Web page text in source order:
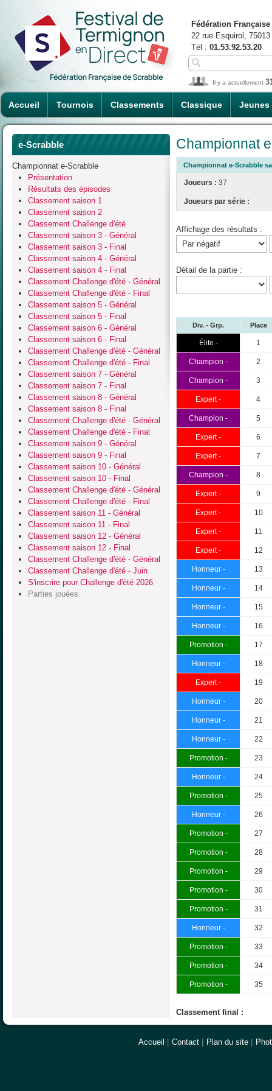
Accueil Tournois Classements Classique Jeunes
Fédération
22 rue Esquirol,
Tél : 01.53.92.53.20
Il y a actuellement
e-Scrabble
Championnat e-Scrabble
Présentation
Résultats des épisodes
Classement saison 1
Classement saison 2
Classement Challenge d'été
Classement saison 3 - Général
Classement saison 3 - Final
Classement saison 4 - Général
Classement saison 4 - Final
Classement Challenge d'été - Général
Classement Challenge d'été - Final
Classement saison 5 - Général
Classement saison 5 - Final
Classement saison 6 - Général
Classement saison 6 - Final
Classement Challenge d'été - Général
Classement Challenge d'été - Final
Classement saison 7 - Général
Classement saison 7 - Final
Classement saison 8 - Général
Classement saison 8 - Final
Classement Challenge d'été - Général
Classement Challenge d'été - Final
Classement saison 9 - Général
Classement saison 9 - Final
Classement saison 10 - Général
Classement saison 10 - Final
Classement Challenge d'été - Général
Classement Challenge d'été - Final
Classement saison 11 - Général
Classement saison 11 - Final
Classement saison 12 - Général
Classement saison 12 - Final
Classement Challenge d'été - Général
Classement Challenge d'été - Juin
S'inscrire pour Challenge d'été 2026
Parties jouées
Championnat
Championnat e-Scrabble
Joueurs : 37
Joueurs par série :
Affichage des résultats :
Détail de la partie :
Div. - Grp. Place
Élite - 1
Champion - 2
Champion - 3
Expert - 4
Champion - 5
Expert - 6
Expert - 7
Champion - 8
Expert - 9
Expert - 10
Expert - 11
Expert - 12
Honneur - 13
Honneur - 14
Honneur - 15
Honneur - 16
Promotion - 17
Honneur - 18
Expert - 19
Honneur - 20
Honneur - 21
Honneur - 22
Promotion - 23
Honneur - 24
Promotion - 25
Honneur - 26
Promotion - 27
Promotion - 28
Promotion - 29
Promotion - 30
Promotion - 31
Honneur - 32
Promotion - 33
Promotion - 34
Promotion - 35
Classement final :
Accueil | Contact | Plan du site |